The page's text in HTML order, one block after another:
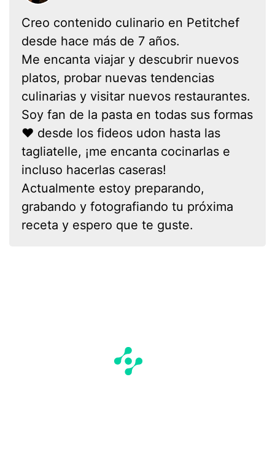
Creo contenido culinario en Petitchef
desde hace más de 7 años.
Me encanta viajar y descubrir nuevos
platos, probar nuevas tendencias
culinarias y visitar nuevos restaurantes.
Soy fan de la pasta en todas sus formas
❤ desde los fideos udon hasta las
tagliatelle, ¡me encanta cocinarlas e
incluso hacerlas caseras!
Actualmente estoy preparando,
grabando y fotografiando tu próxima
receta y espero que te guste.